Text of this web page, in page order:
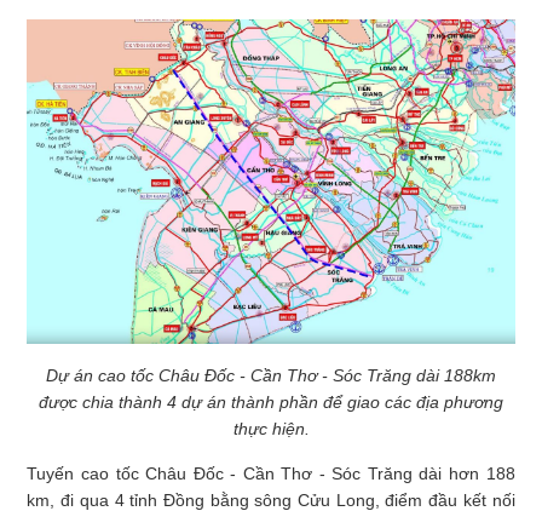
Dự án cao tốc Châu Đốc - Cần Thơ - Sóc Trăng dài 188km
được chia thành 4 dự án thành phần để giao các địa phương
thực hiện.
Tuyến cao tốc Châu Đốc - Cần Thơ - Sóc Trăng dài hơn 188
km, đi qua 4 tỉnh Đồng bằng sông Cửu Long, điểm đầu kết nối